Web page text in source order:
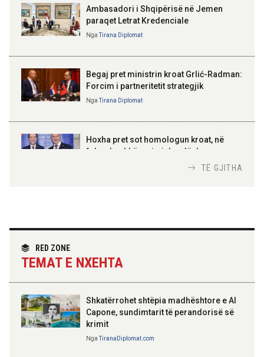
Kosovë!
100-vjetori i themelimit të
Urdhrit të Skënderbeut
Ambasadori i Shqipërisë në Jemen
paraqet Letrat Kredenciale
NgaTirana Diplomat
Begaj pret ministrin kroat Grlić-Radman:
Forcim i partneritetit strategjik
NgaTirana Diplomat
Hoxha pret sot homologun kroat, në
fokus bashkëpunimi dypalësh
partneritetit strategjik
TË GJITHA
RED ZONE
TEMAT E NXEHTA
Shkatërrohet shtëpia madhështore e Al
Capone, sundimtarit të perandorisë së
krimit
NgaTiranaDiplomat.com